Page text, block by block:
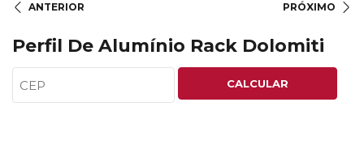
ANTERIOR PRÓXIMO
Perfil De Alumínio Rack Dolomiti
CALCULAR